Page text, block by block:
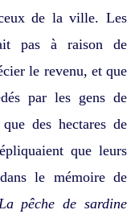
de la ville. Les
pas à raison de
le revenu, et que
par les gens de
des hectares de
que leurs
le mémoire de
pêche de sardine